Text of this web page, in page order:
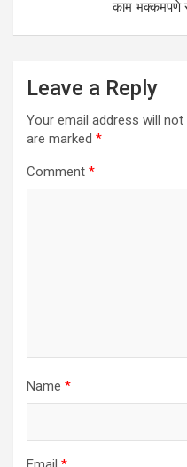
काम भक्कमपणे
Leave a Reply
Your email address will not
are marked *
Comment *
Name *